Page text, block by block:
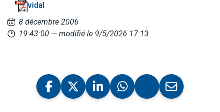
vidal
8 décembre 2006
19:43:00 — modifié le 9/5/2026 17:13